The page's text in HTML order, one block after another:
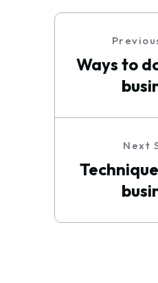
Ways to
Next